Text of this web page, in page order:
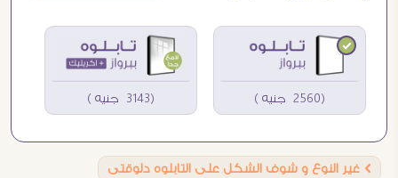
(2560 جنيه ) (3143 جنيه )
Ö غير النوع و شوف الشكل على التابلوه دلوقتى